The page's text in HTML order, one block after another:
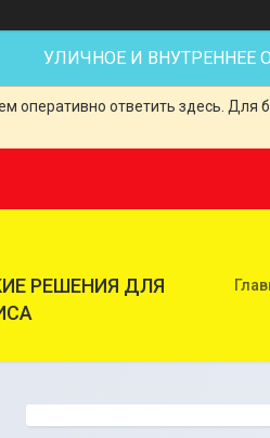
УЛИЧНОЕ И
ответить здесь. Для
РЕШЕНИЯ ДЛЯ